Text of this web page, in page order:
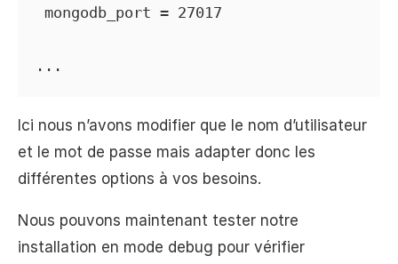
mongodb_port = 27017
...
Ici nous n’avons modifier que le nom d’utilisateur
et le mot de passe mais adapter donc les
différentes options à vos besoins.
Nous pouvons maintenant tester notre
installation en mode debug pour vérifier